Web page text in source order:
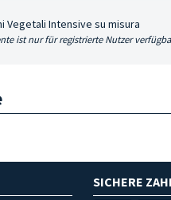
Vegetali Intensive su misura
ist nur für registrierte Nutzer
SICHERE